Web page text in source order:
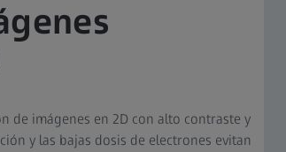
de imágenes en 2D con alto contraste y
y las bajas dosis de electrones evitan